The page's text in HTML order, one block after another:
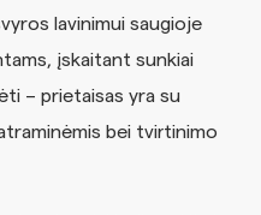
lavinimui saugioje
įskaitant sunkiai
– prietaisas yra su
bei tvirtinimo